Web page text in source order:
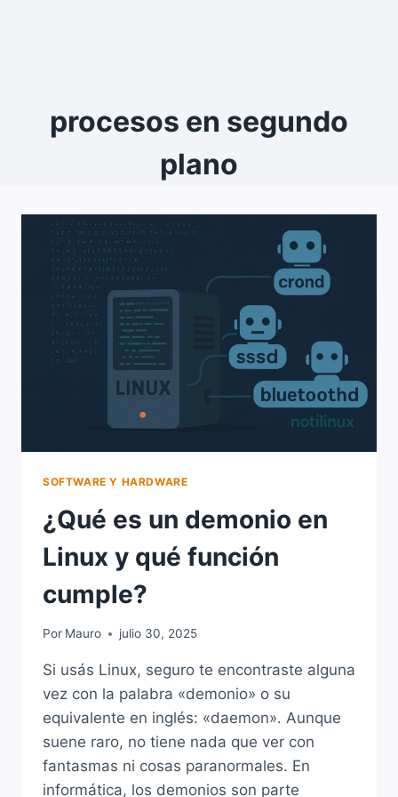
procesos en segundo
plano
SOFTWARE Y HARDWARE
¿Qué es un demonio en
Linux y qué función
cumple?
Por Mauro julio 30, 2025
Si usás Linux, seguro te encontraste alguna
vez con la palabra «demonio» o su
equivalente en inglés: «daemon». Aunque
suene raro, no tiene nada que ver con
fantasmas ni cosas paranormales. En
informática, los demonios son parte